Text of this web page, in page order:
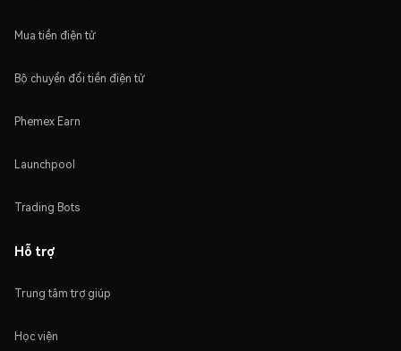
Mua tiền điện tử
Bộ chuyển đổi tiền điện tử
Phemex Earn
Launchpool
Trading Bots
Hỗ trợ
Trung tâm trợ giúp
Học viện